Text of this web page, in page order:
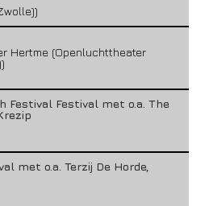
Hertme (Openluchttheater
Festival Festival met o.a. The
met o.a. Terzij De Horde,